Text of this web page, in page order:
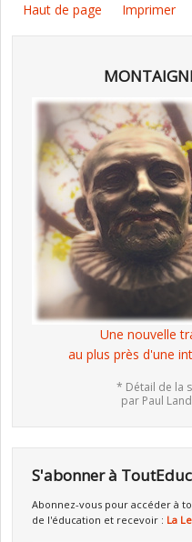
Haut de page Imprimer
Une nouvelle
au plus près d'une
* Détail de la
par Paul
S'abonner à ToutEduc
Abonnez-vous pour accéder à
de l'éducation et recevoir : La